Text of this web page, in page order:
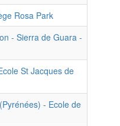
Rosa Park
- Sierra de Guara -
St Jacques de
- Ecole de